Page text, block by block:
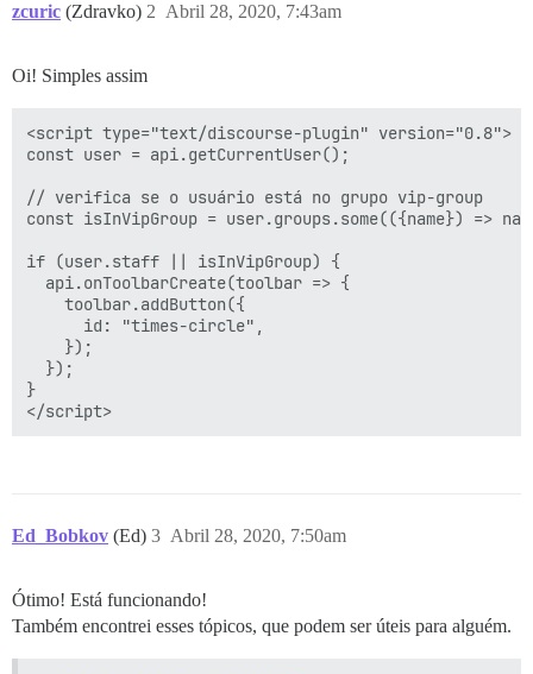
zcuric (Zdravko) Abril 28, 2020, 7:43am
2
Oi! Simples assim
<script type="text/discourse-plugin" version="0.8">
const user = api.getCurrentUser();
// verifica se o usuário está no grupo vip-group
const isInVipGroup = user.groups.some(({name}) =>
if (user.staff || isInVipGroup) {
  api.onToolbarCreate(toolbar => {
    toolbar.addButton({
      id: "times-circle",
    });
  });
}
</script>
Ed_Bobkov (Ed) Abril 28, 2020, 7:50am
3
Ótimo! Está funcionando!
Também encontrei esses tópicos, que podem ser úteis para alguém.